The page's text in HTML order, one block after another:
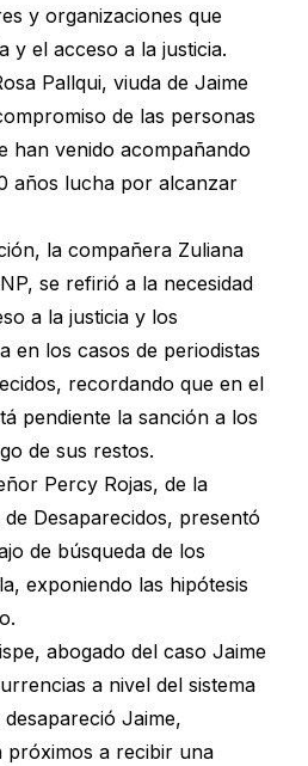
y organizaciones que
y el acceso a la justicia.
Pallqui, viuda de Jaime
de las personas
han venido acompañando
años lucha por alcanzar
la compañera Zuliana
se refirió a la necesidad
a la justicia y los
en los casos de periodistas
recordando que en el
pendiente la sanción a los
de sus restos.
Percy Rojas, de la
Desaparecidos, presentó
de búsqueda de los
exponiendo las hipótesis
abogado del caso Jaime
a nivel del sistema
Jaime,
próximos a recibir una